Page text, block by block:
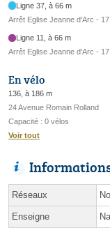
Ligne 37, à 66 m
Arrêt Eglise Jeanne d'Arc -
Ligne 11, à 66 m
Arrêt Eglise Jeanne d'Arc -
En vélo
136, à 186 m
24 Avenue Romain Rolland
Capacité : 0 vélos
Voir tout
Réseaux
Enseigne